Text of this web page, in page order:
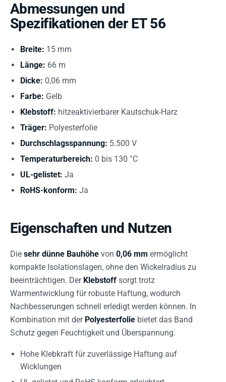
Abmessungen und
Spezifikationen der ET 56
Breite: 15 mm
Länge: 66 m
Dicke: 0,06 mm
Farbe: Gelb
Klebstoff: hitzeaktivierbarer Kautschuk-Harz
Träger: Polyesterfolie
Durchschlagsspannung: 5.500 V
Temperaturbereich: 0 bis 130 °C
UL-gelistet: Ja
RoHS-konform: Ja
Eigenschaften und Nutzen
Die sehr dünne Bauhöhe von 0,06 mm ermöglicht
kompakte Isolationslagen, ohne den Wickelradius zu
beeinträchtigen. Der Klebstoff sorgt trotz
Warmentwicklung für robuste Haftung, wodurch
Nachbesserungen schnell erledigt werden können. In
Kombination mit der Polyesterfolie bietet das Band
Schutz gegen Feuchtigkeit und Überspannung.
Hohe Klebkraft für zuverlässige Haftung auf
Wicklungen